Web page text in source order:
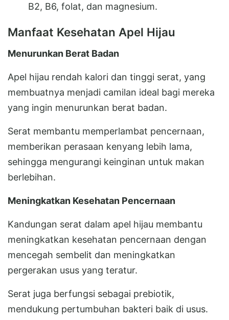
B2, B6, folat, dan magnesium.
Manfaat Kesehatan Apel Hijau
Menurunkan Berat Badan
Apel hijau rendah kalori dan tinggi serat, yang
membuatnya menjadi camilan ideal bagi mereka
yang ingin menurunkan berat badan.
Serat membantu memperlambat pencernaan,
memberikan perasaan kenyang lebih lama,
sehingga mengurangi keinginan untuk makan
berlebihan.
Meningkatkan Kesehatan Pencernaan
Kandungan serat dalam apel hijau membantu
meningkatkan kesehatan pencernaan dengan
mencegah sembelit dan meningkatkan
pergerakan usus yang teratur.
Serat juga berfungsi sebagai prebiotik,
mendukung pertumbuhan bakteri baik di usus.